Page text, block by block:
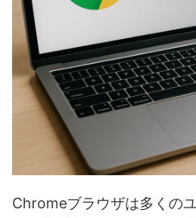
Chromeブラウザは多くの